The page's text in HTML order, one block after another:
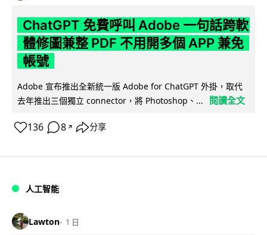
ChatGPT 免費呼叫 Adobe 一句話跨軟
體修圖兼整 PDF 不用開多個 APP 兼免
帳號
Adobe 宣布推出全新統一版 Adobe for ChatGPT 外掛，取代
去年推出三個獨立 connector，將 Photoshop、...
閱讀全文
136 8 ↗ 分享
人工智能
Lawton 1 日